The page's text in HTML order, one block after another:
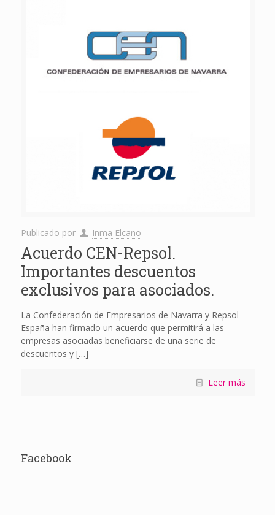
Publicado por Inma Elcano
Acuerdo CEN-Repsol.
Importantes descuentos
exclusivos para asociados.
La Confederación de Empresarios de Navarra y Repsol
España han firmado un acuerdo que permitirá a las
empresas asociadas beneficiarse de una serie de
descuentos y[…]
Leer más
Facebook